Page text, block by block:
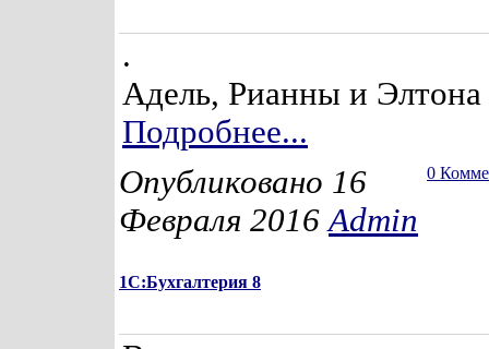
.
Адель, Рианны и
Подробнее...
0
Опубликовано 16
Февраля 2016Admin
1С:Бухгалтерия 8